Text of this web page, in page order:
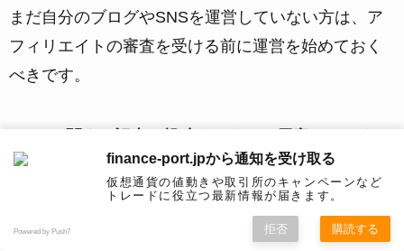
まだ自分のブログやSNSを運営していない方は、ア
フィリエイトの審査を受ける前に運営を始めておく
べきです。
とで、審査にさらに通りやすくなります。
finance-port.jpから通知を受け取る
仮想通貨の値動きや取引所のキャンペーンなど
トレードに役立つ最新情報が届きます。
Powered by Push7 拒否 購読する